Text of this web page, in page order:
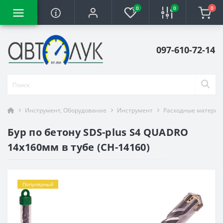
0 0 0
097-610-72-14
Инструмент, Оборудование Инструмент Расходные
Бур по бетону SDS-plus S4 QUADRO
14x160мм в тубе (CH-14160)
Популярный